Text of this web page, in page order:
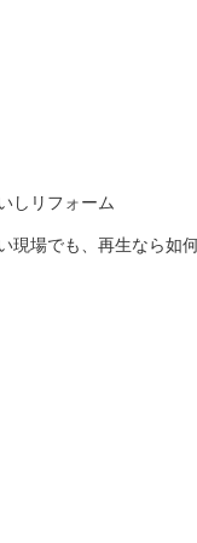
しリフォーム
現場でも、再生なら如